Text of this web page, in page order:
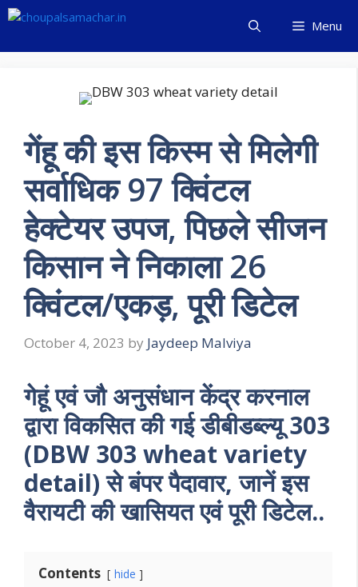
Skip
content
Menu
गेंहू की इस किस्म से मिलेगी
सर्वाधिक 97 क्विंटल
हेक्टेयर उपज, पिछले सीजन
किसान ने निकाला 26
क्विंटल/एकड़, पूरी डिटेल
October 4, 2023 by Jaydeep Malviya
गेहूं एवं जौ अनुसंधान केंद्र करनाल
द्वारा विकसित की गई डीबीडब्ल्यू 303
(DBW 303 wheat variety
detail) से बंपर पैदावार, जानें इस
वैरायटी की खासियत एवं पूरी डिटेल..
Contents hide